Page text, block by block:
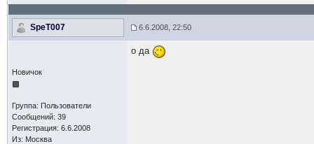
SpeT007 6.6.2008, 22:50
Новичок
Группа: Пользователи
Сообщений: 39
Регистрация: 6.6.2008
Из: Москва
о да